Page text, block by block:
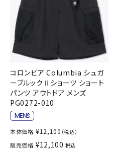
コロンビア Columbia シュガ
ーブルックⅡショーツ ショート
パンツ アウトドア メンズ
PG0272-010
本体価格 ¥12,100 （税込）
販売価格 ¥12,100 税込